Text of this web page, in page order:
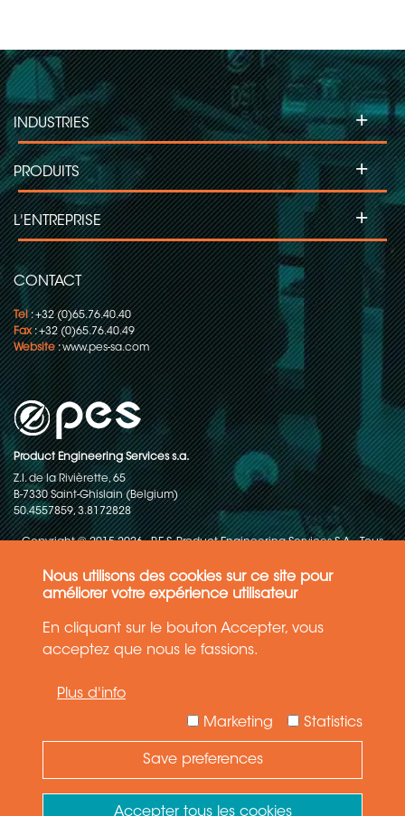
Nous utilisons des cookies sur ce site pour
améliorer votre expérience utilisateur
En cliquant sur le bouton Accepter, vous
acceptez que nous le fassions.
Plus d'info
Statistics
Marketing
Save preferences
Accepter tous les cookies
CONTACT
Tel: +32 (0)65.76.40.40
Fax: +32 (0)65.76.40.49
Website:www.pes-sa.com
Product Engineering Services s.a.
Z.I. de la Rivièrette, 65
B-7330 Saint-Ghislain (Belgium)
50.4557859, 3.8172828
INDUSTRIES +
PRODUITS +
L'ENTREPRISE +
Copyright © 2015-2026 - P.E.S. Product Engineering Services S.A. - Tous
Politique de protection des données
Conditions générales de ventes
récent de la technique. Les détails et les spécifications sont
Need Help ?
Ask your question